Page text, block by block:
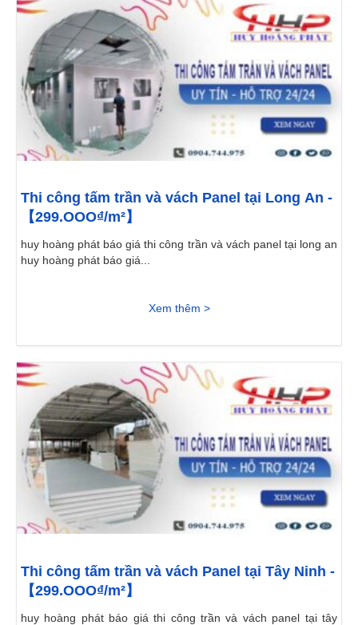
Thi công tấm trần và vách Panel tại Long An -
【299.OOO₫/m²】
huy hoàng phát báo giá thi công trần và vách panel tại long an
huy hoàng phát báo giá...
Xem thêm >
Thi công tấm trần và vách Panel tại Tây Ninh -
【299.OOO₫/m²】
huy hoàng phát báo giá thi công trần và vách panel tại tây